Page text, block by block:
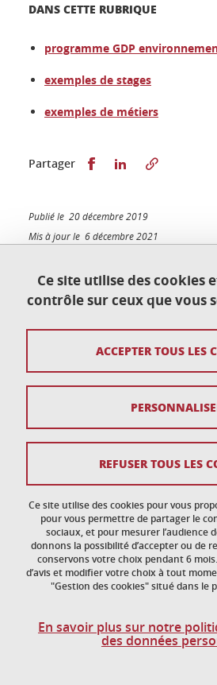
DANS CETTE RUBRIQUE
programme GDP
exemples de stages
exemples de métiers
Partager Partager sur Facebook
Partager sur
Publié le 20 décembre 2019
Mis à jour le 6 décembre 2021
Contact
Crédits
Politique des Cookies
Gestion des cookies
Accessibilité : non conforme
Ce site utilise des cookies
contrôle sur ceux que vous
Ce site utilise des cookies pour vous
pour vous permettre de partager le
sociaux, et pour mesurer l’audience
donnons la possibilité d’accepter ou de
conservons votre choix pendant 6
d’avis et modifier votre choix à tout
"Gestion des cookies" situé dans le
En savoir plus sur notre
des données
ACCEPTER TOUS LES
REFUSER TOUS LES